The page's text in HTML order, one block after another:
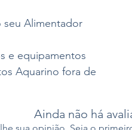
seu Alimentador
e equipamentos
Aquarino fora de
Ainda não há